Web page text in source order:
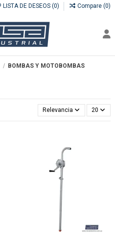
LISTA DE DESEOS (0) Compare (0)
BOMBAS Y MOTOBOMBAS
Relevancia 20